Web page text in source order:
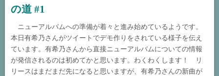
の道 #1
ニューアルバムへの準備が着々と進み始めているようです。
本日有希乃さんがツイートでデモ作りをされている様子を伝え
ています。有希乃さんから直接ニューアルバムについての情報
が発信されるのは初めてかと思います。わくわくします！ リ
リースはまだまだ先になると思いますが、有希乃さんの新曲が